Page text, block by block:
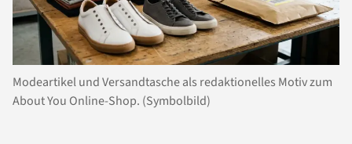
Modeartikel und Versandtasche als redaktionelles Motiv zum
About You Online-Shop. (Symbolbild)